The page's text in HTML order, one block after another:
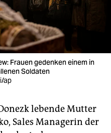
Frauen gedenken einem in
Soldaten
ap
lebende Mutter
Sales Managerin der